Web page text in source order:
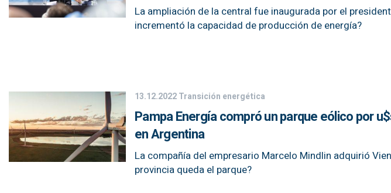
La ampliación de la central fue inaugurada por el
incrementó la capacidad de producción de energía?
13.12.2022Transición energética
Pampa Energía compró un parque eólico por
en Argentina
La compañía del empresario Marcelo Mindlin adquirió
provincia queda el parque?